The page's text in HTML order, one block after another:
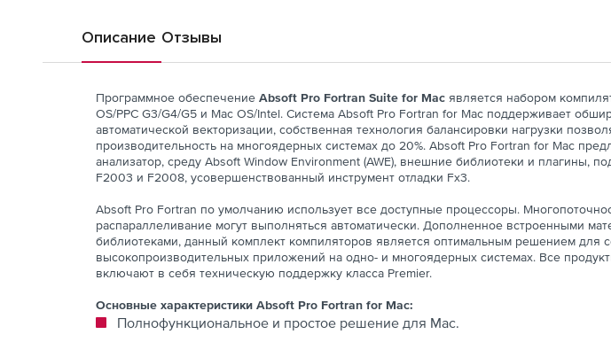
Описание Отзывы
Программное обеспечение Absoft Pro Fortran Suite for Mac является набором
OS/PPC G3/G4/G5 и Mac OS/Intel. Система Absoft Pro Fortran for Mac поддерживает
автоматической векторизации, собственная технология балансировки нагрузки
производительность на многоядерных системах до 20%. Absoft Pro Fortran for Mac
анализатор, среду Absoft Window Environment (AWE), внешние библиотеки и плагины,
F2003 и F2008, усовершенствованный инструмент отладки Fx3.
Absoft Pro Fortran по умолчанию использует все доступные процессоры.
распараллеливание могут выполняться автоматически. Дополненное встроенными
библиотеками, данный комплект компиляторов является оптимальным решением для
высокопроизводительных приложений на одно- и многоядерных системах. Все
включают в себя техническую поддержку класса Premier.
Основные характеристики Absoft Pro Fortran for Mac:
Полнофункциональное и простое решение для Mac.